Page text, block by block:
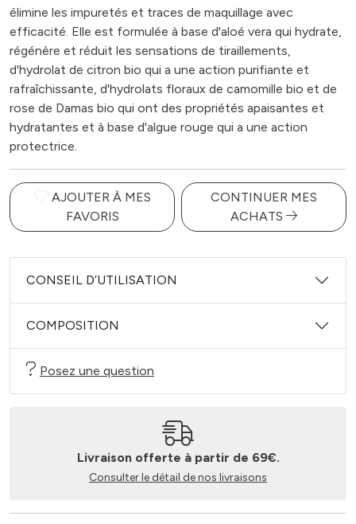
élimine les impuretés et traces de maquillage avec
efficacité. Elle est formulée à base d'aloé vera qui hydrate,
régénère et réduit les sensations de tiraillements,
d'hydrolat de citron bio qui a une action purifiante et
rafraîchissante, d'hydrolats floraux de camomille bio et de
rose de Damas bio qui ont des propriétés apaisantes et
hydratantes et à base d'algue rouge qui a une action
protectrice.
AJOUTER À MES
FAVORIS
CONTINUER MES
ACHATS
CONSEIL D’UTILISATION
COMPOSITION
Posez une question
Livraison offerte à partir de 69€.
Consulter le détail de nos livraisons